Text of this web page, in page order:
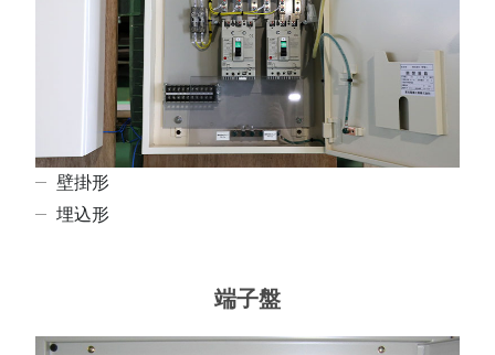
壁掛形
埋込形
端子盤